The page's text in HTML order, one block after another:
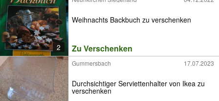
2
Weihnachts Backbuch zu verschenken
Zu Verschenken
Gummersbach 17.07.2023
Durchsichtiger Serviettenhalter von Ikea zu
verschenken